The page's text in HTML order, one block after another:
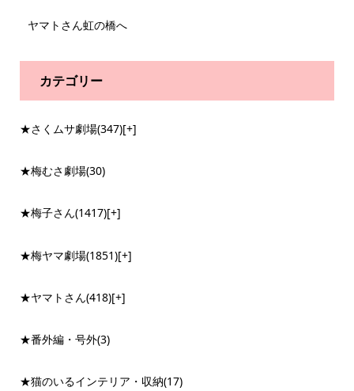
ヤマトさん虹の橋へ
カテゴリー
★さくムサ劇場(347)[+]
★梅むさ劇場(30)
★梅子さん(1417)[+]
★梅ヤマ劇場(1851)[+]
★ヤマトさん(418)[+]
★番外編・号外(3)
★猫のいるインテリア・収納(17)